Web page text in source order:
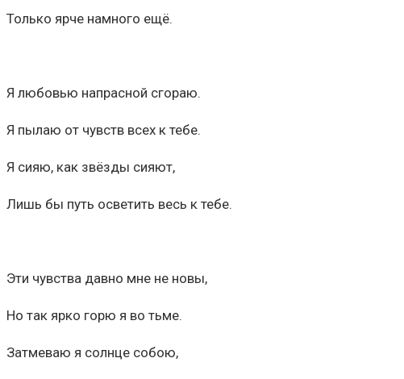
Только ярче намного ещё.
Я любовью напрасной сгораю.
Я пылаю от чувств всех к тебе.
Я сияю, как звёзды сияют,
Лишь бы путь осветить весь к тебе.
Эти чувства давно мне не новы,
Но так ярко горю я во тьме.
Затмеваю я солнце собою,